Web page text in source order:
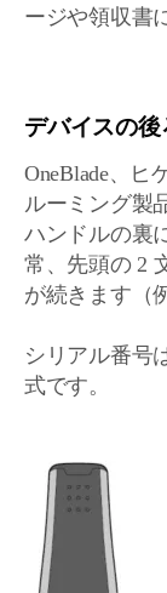
ージや領収書
デバイスの後
OneBlade、ヒ
ルーミング製
ハンドルの裏
常、先頭の 2
が続きます（
シリアル番号
式です。